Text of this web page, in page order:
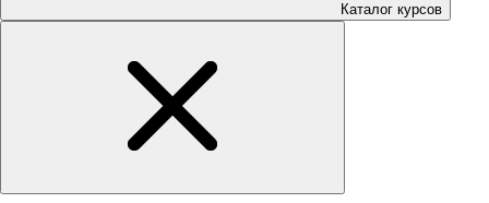
Каталог курсов